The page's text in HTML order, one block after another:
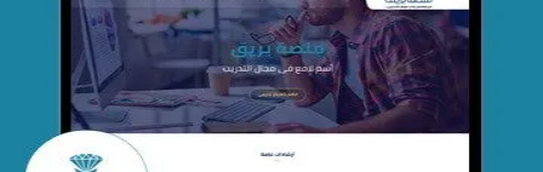
تصميم منصة بريق
التفاصيل